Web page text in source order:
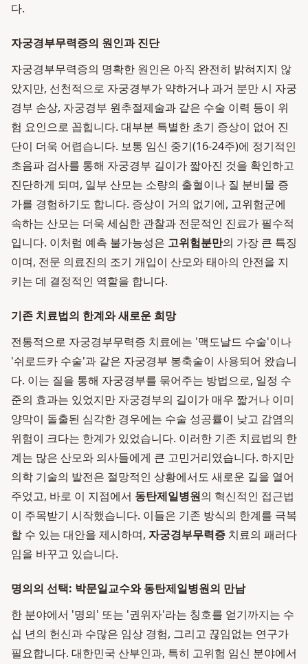
다.
자궁경부무력증의 원인과 진단
자궁경부무력증의 명확한 원인은 아직 완전히 밝혀지지 않
았지만, 선천적으로 자궁경부가 약하거나 과거 분만 시 자궁
경부 손상, 자궁경부 원추절제술과 같은 수술 이력 등이 위
험 요인으로 꼽힙니다. 대부분 특별한 초기 증상이 없어 진
단이 더욱 어렵습니다. 보통 임신 중기(16-24주)에 정기적인
초음파 검사를 통해 자궁경부 길이가 짧아진 것을 확인하고
진단하게 되며, 일부 산모는 소량의 출혈이나 질 분비물 증
가를 경험하기도 합니다. 증상이 거의 없기에, 고위험군에
속하는 산모는 더욱 세심한 관찰과 전문적인 진료가 필수적
입니다. 이처럼 예측 불가능성은 고위험분만의 가장 큰 특징
이며, 전문 의료진의 조기 개입이 산모와 태아의 안전을 지
키는 데 결정적인 역할을 합니다.
기존 치료법의 한계와 새로운 희망
전통적으로 자궁경부무력증 치료에는 '맥도날드 수술'이나
'쉬로드카 수술'과 같은 자궁경부 봉축술이 사용되어 왔습니
다. 이는 질을 통해 자궁경부를 묶어주는 방법으로, 일정 수
준의 효과는 있었지만 자궁경부의 길이가 매우 짧거나 이미
양막이 돌출된 심각한 경우에는 수술 성공률이 낮고 감염의
위험이 크다는 한계가 있었습니다. 이러한 기존 치료법의 한
계는 많은 산모와 의사들에게 큰 고민거리였습니다. 하지만
의학 기술의 발전은 절망적인 상황에서도 새로운 길을 열어
주었고, 바로 이 지점에서 동탄제일병원의 혁신적인 접근법
이 주목받기 시작했습니다. 이들은 기존 방식의 한계를 극복
할 수 있는 대안을 제시하며, 자궁경부무력증 치료의 패러다
임을 바꾸고 있습니다.
명의의 선택: 박문일교수와 동탄제일병원의 만남
한 분야에서 '명의' 또는 '권위자'라는 칭호를 얻기까지는 수
십 년의 헌신과 수많은 임상 경험, 그리고 끊임없는 연구가
필요합니다. 대한민국 산부인과, 특히 고위험 임신 분야에서